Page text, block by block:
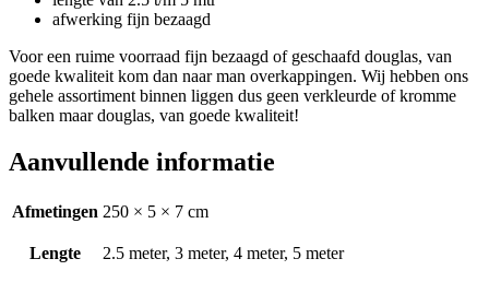
afwerking fijn bezaagd
Voor een ruime voorraad fijn bezaagd of geschaafd douglas, van
goede kwaliteit kom dan naar man overkappingen. Wij hebben ons
gehele assortiment binnen liggen dus geen verkleurde of kromme
balken maar douglas, van goede kwaliteit!
Aanvullende informatie
Afmetingen 250 × 5 × 7 cm
Lengte 2.5 meter, 3 meter, 4 meter, 5 meter